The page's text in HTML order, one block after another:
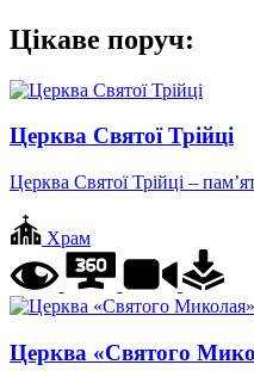
Цікаве поруч:
Церква Святої Трійці
Церква Святої Трійці –
Храм
Церква «Святого